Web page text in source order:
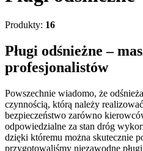
Produkty: 16
Pługi odśnieżne –
profesjonalistów
Powszechnie wiadomo, że
czynnością, którą należy
bezpieczeństwo zarówno
odpowiedzialne za stan dróg
dzięki któremu można skutecznie
przygotowaliśmy niezawodne